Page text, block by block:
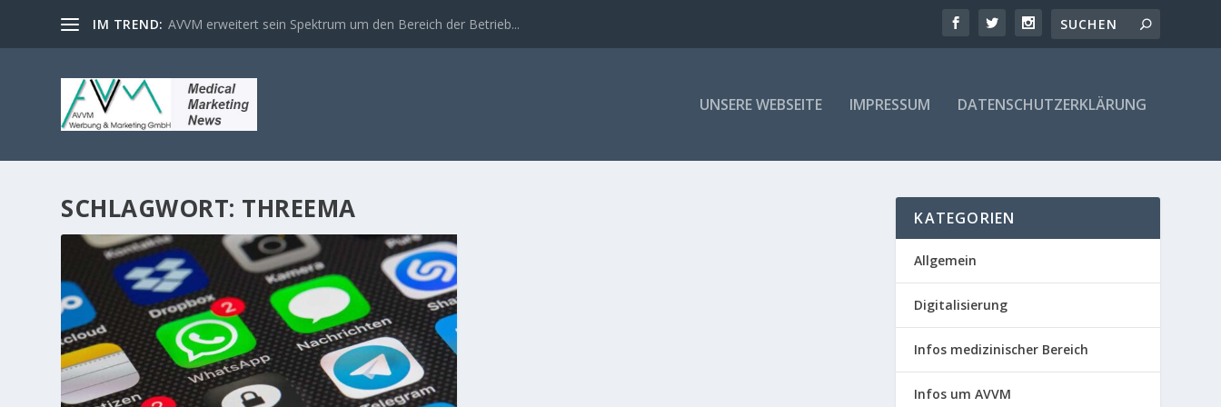
IM TREND: AVVM erweitert sein Spektrum um den Bereich der Betrieb...
UNSERE WEBSEITE IMPRESSUM DATENSCHUTZERKLÄRUNG
SCHLAGWORT: THREEMA KATEGORIEN
Allgemein
Digitalisierung
Infos medizinischer Bereich
Infos um AVVM